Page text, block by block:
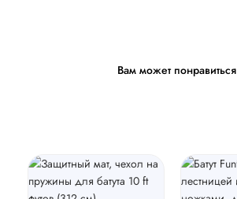
Вам может понравиться